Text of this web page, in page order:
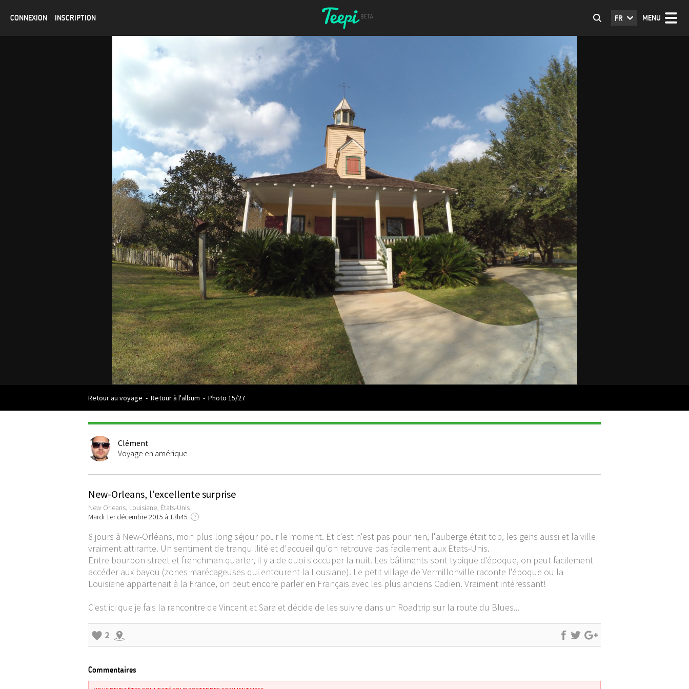
CONNEXION INSCRIPTION MENU
FR
Retour au voyage - Retour à l'album - Photo 15/27
Clément
Voyage en amérique
New-Orleans, l'excellente surprise
New Orleans, Louisiane, États-Unis
Mardi 1er décembre 2015 à 13h45
?
8 jours à New-Orléans, mon plus long séjour pour le moment. Et c'est n'est pas pour rien, l'auberge était top, les gens aussi et la ville
vraiment attirante. Un sentiment de tranquillité et d'accueil qu'on retrouve pas facilement aux Etats-Unis.
Entre bourbon street et frenchman quarter, il y a de quoi s'occuper la nuit. Les bâtiments sont typique d'époque, on peut facilement
accéder aux bayou (zones marécageuses qui entourent la Lousiane). Le petit village de Vermillonville raconte l'époque ou la
Louisiane appartenait à la France, on peut encore parler en Français avec les plus anciens Cadien. Vraiment intéressant!
C'est ici que je fais la rencontre de Vincent et Sara et décide de les suivre dans un Roadtrip sur la route du Blues...
2
Commentaires